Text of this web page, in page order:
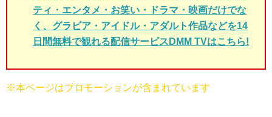
ティ・エンタメ・お笑い・ドラマ・映画だけでな
く、グラビア・アイドル・アダルト作品などを14
日間無料で観れる配信サービスDMM TVはこちら!
※本ページはプロモーションが含まれています